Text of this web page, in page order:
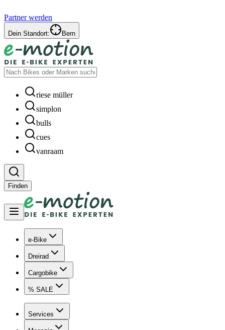
Partner werden
Dein Standort: Bern
riese müller
simplon
bulls
cues
vanraam
Finden
e-Bike
Dreirad
Cargobike
% SALE
Services